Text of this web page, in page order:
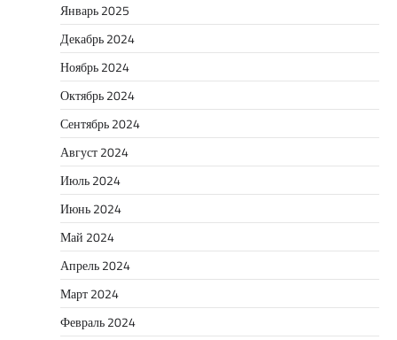
Январь 2025
Декабрь 2024
Ноябрь 2024
Октябрь 2024
Сентябрь 2024
Август 2024
Июль 2024
Июнь 2024
Май 2024
Апрель 2024
Март 2024
Февраль 2024